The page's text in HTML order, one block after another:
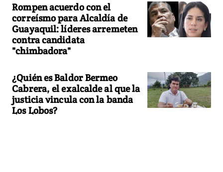
Rompen acuerdo con el
correísmo para Alcaldía de
Guayaquil: líderes arremeten
contra candidata
"chimbadora"
¿Quién es Baldor Bermeo
Cabrera, el exalcalde al que la
justicia vincula con la banda
Los Lobos?